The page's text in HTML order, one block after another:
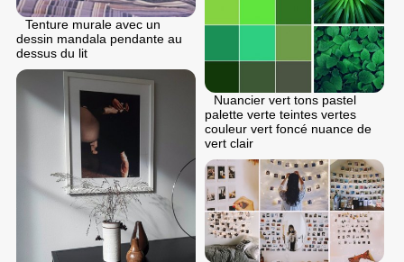
Tenture murale avec un
dessin mandala pendante au
dessus du lit
Nuancier vert tons pastel
palette verte teintes vertes
couleur vert foncé nuance de
vert clair